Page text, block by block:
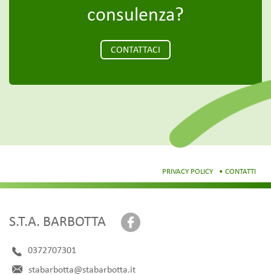
consulenza?
CONTATTACI
PRIVACY POLICY CONTATTI
S.T.A. BARBOTTA
0372707301
stabarbotta@stabarbotta.it